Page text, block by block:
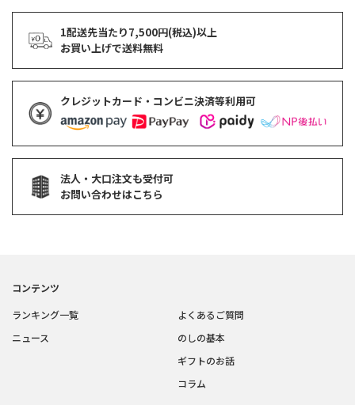
1配送先当たり7,500円(税込)以上
お買い上げで送料無料
クレジットカード・コンビニ決済等利用可
法人・大口注文も受付可
お問い合わせはこちら
コンテンツ
ランキング一覧
ニュース
よくあるご質問
のしの基本
ギフトのお話
コラム